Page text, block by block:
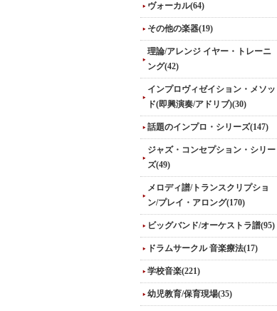
ヴォーカル(64)
その他の楽器(19)
理論/アレンジ イヤー・トレーニ
ング(42)
インプロヴィゼイション・メソッ
ド(即興演奏/アドリブ)(30)
話題のインプロ・シリーズ(147)
ジャズ・コンセプション・シリー
ズ(49)
メロディ譜/トランスクリプショ
ン/プレイ・アロング(170)
ビッグバンド/オーケストラ譜(95)
ドラムサークル 音楽療法(17)
学校音楽(221)
幼児教育/保育現場(35)